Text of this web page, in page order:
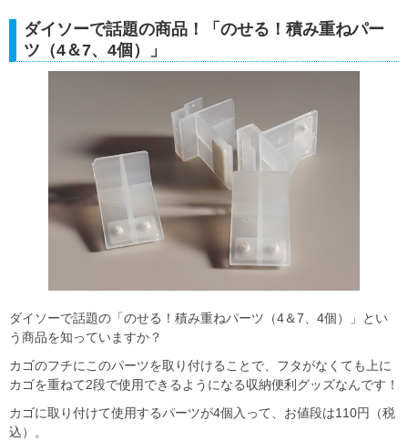
ダイソーで話題の商品！「のせる！積み重ねパー
ツ（4＆7、4個）」
ダイソーで話題の「のせる！積み重ねパーツ（4＆7、4個）」とい
う商品を知っていますか？
カゴのフチにこのパーツを取り付けることで、フタがなくても上に
カゴを重ねて2段で使用できるようになる収納便利グッズなんです！
カゴに取り付けて使用するパーツが4個入って、お値段は110円（税
込）。